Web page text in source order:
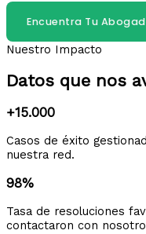
Encuentra Tu
Nuestro Impacto
Datos que nos
+15.000
Casos de éxito
nuestra red.
98%
Tasa de resoluciones
contactaron con